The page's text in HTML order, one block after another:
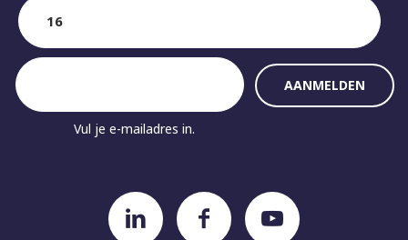
Vul je e-mailadres in.